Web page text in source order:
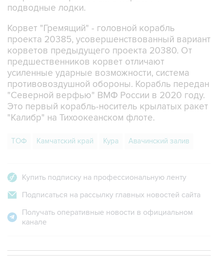
подводные лодки.
Корвет "Гремящий" - головной корабль
проекта 20385, усовершенствованный вариант
корветов предыдущего проекта 20380. От
предшественников корвет отличают
усиленные ударные возможности, система
противовоздушной обороны. Корабль передан
"Северной верфью" ВМФ России в 2020 году.
Это первый корабль-носитель крылатых ракет
"Калибр" на Тихоокеанском флоте.
ТОФ Камчатский край Кура Авачинский залив
Купить подписку на профессиональную ленту
Подписаться на рассылку главных новостей сайта
Получать оперативные новости в официальном
канале